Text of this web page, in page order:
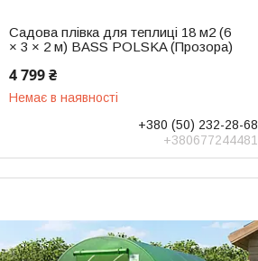
Садова плівка для теплиці 18 м2 (6
× 3 × 2 м) BASS POLSKA (Прозора)
4 799 ₴
Немає в наявності
+380 (50) 232-28-68
+380677244481